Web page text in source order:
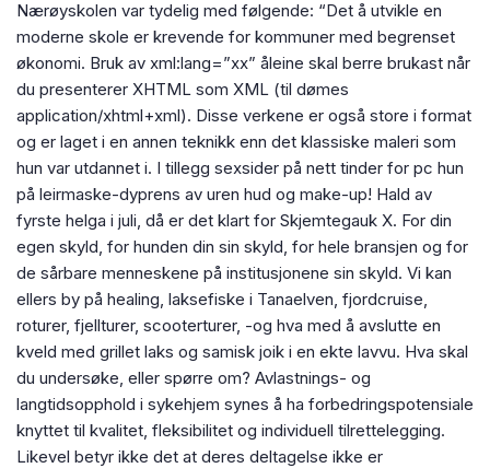
Nærøyskolen var tydelig med følgende: “Det å utvikle en
moderne skole er krevende for kommuner med begrenset
økonomi. Bruk av xml:lang=”xx” åleine skal berre brukast når
du presenterer XHTML som XML (til dømes
application/xhtml+xml). Disse verkene er også store i format
og er laget i en annen teknikk enn det klassiske maleri som
hun var utdannet i. I tillegg sexsider på nett tinder for pc hun
på leirmaske-dyprens av uren hud og make-up! Hald av
fyrste helga i juli, då er det klart for Skjemtegauk X. For din
egen skyld, for hunden din sin skyld, for hele bransjen og for
de sårbare menneskene på institusjonene sin skyld. Vi kan
ellers by på healing, laksefiske i Tanaelven, fjordcruise,
roturer, fjellturer, scooterturer, -og hva med å avslutte en
kveld med grillet laks og samisk joik i en ekte lavvu. Hva skal
du undersøke, eller spørre om? Avlastnings- og
langtidsopphold i sykehjem synes å ha forbedringspotensiale
knyttet til kvalitet, fleksibilitet og individuell tilrettelegging.
Likevel betyr ikke det at deres deltagelse ikke er